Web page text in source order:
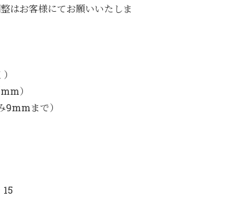
はお客様にてお願いいたしま
）
9mmまで）
15